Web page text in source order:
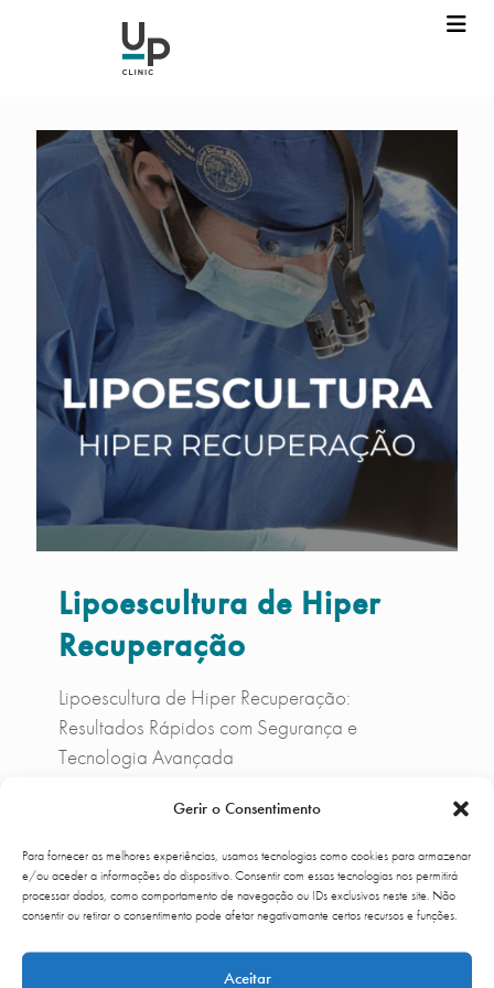
Gerir o Consentimento
Para fornecer as melhores experiências, usamos tecnologias como cookies para armazenar
e/ou aceder a informações do dispositivo. Consentir com essas tecnologias nos permitirá
processar dados, como comportamento de navegação ou IDs exclusivos neste site. Não
consentir ou retirar o consentimento pode afetar negativamante certos recursos e funções.
Aceitar
Lipoescultura de Hiper
Recuperação
Lipoescultura de Hiper Recuperação:
Resultados Rápidos com Segurança e
Tecnologia Avançada
ONDE ESTAMOS›